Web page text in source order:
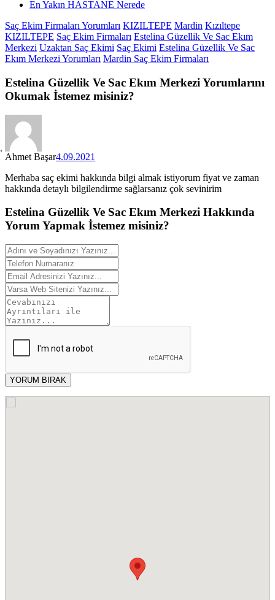
En Yakın HASTANE Nerede
Saç Ekim Firmaları Yorumları KIZILTEPE Mardin Kızıltepe
KIZILTEPE Saç Ekim Firmaları Estelina Güzellik Ve Sac Ekım
Merkezi Uzaktan Saç Ekimi Saç Ekimi Estelina Güzellik Ve Sac
Ekım Merkezi Yorumları Mardin Saç Ekim Firmaları
Estelina Güzellik Ve Sac Ekım Merkezi Yorumlarını
Okumak İstemez misiniz?
Ahmet Başar4.09.2021
Merhaba saç ekimi hakkında bilgi almak istiyorum fiyat ve zaman
hakkında detaylı bilgilendirme sağlarsanız çok sevinirim
Estelina Güzellik Ve Sac Ekım Merkezi Hakkında
YorumYapmak İstemez misiniz?
YORUM BIRAK